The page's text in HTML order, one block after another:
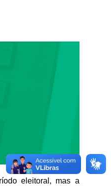
eleitoral, mas a